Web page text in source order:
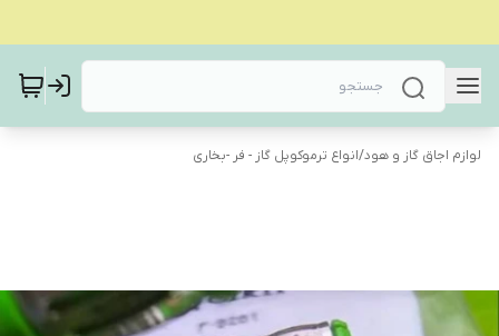
لوازم اجاق گاز و هود/انواع ترموکوپل گاز - فر -بخاری